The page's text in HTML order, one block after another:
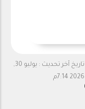
تاريخ آخر تحديث :
يوليو 30,
2026 7:14م